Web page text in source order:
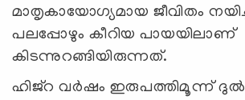
മാതൃകായോഗ്യമായ ജീവിതം
പലപ്പോഴും കീറിയ പായയിലാണ്
കിടന്നുറങ്ങിയിരുന്നത്.
ഹിജ്‌റ വര്‍ഷം ഇരുപത്തിമൂന്ന്